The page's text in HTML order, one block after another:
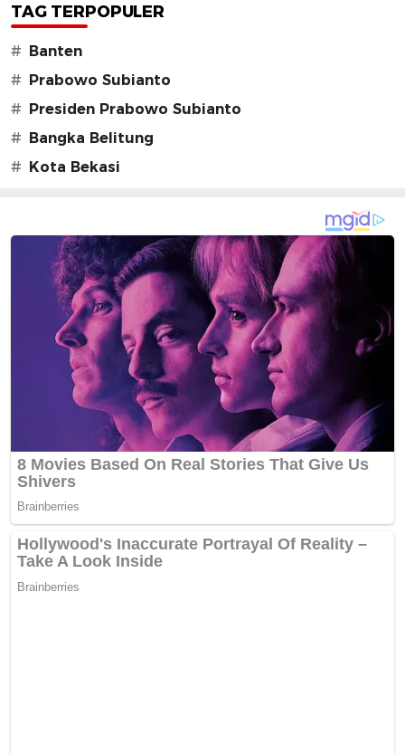
TAG TERPOPULER
# Banten
# Prabowo Subianto
# Presiden Prabowo Subianto
# Bangka Belitung
# Kota Bekasi